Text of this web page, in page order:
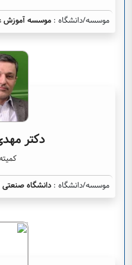
موسسه/دانشگاه : موسسه آموزش
دکتر
موسسه/دانشگاه : دانشگاه صنعتی